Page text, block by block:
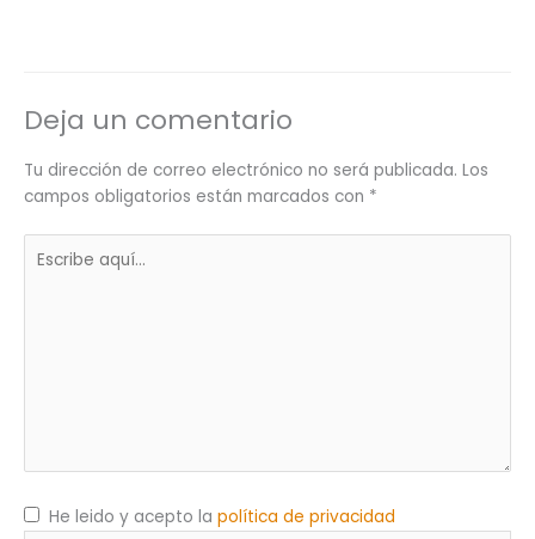
Deja un comentario
Tu dirección de correo electrónico no será publicada. Los
campos obligatorios están marcados con *
aquí...
He leido y acepto la política de privacidad